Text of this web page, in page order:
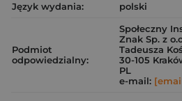
Język wydania:
polski
Podmiot
odpowiedzialny:
Społeczny
Znak Sp. z
Tadeusza
30-105
PL
e-mail: